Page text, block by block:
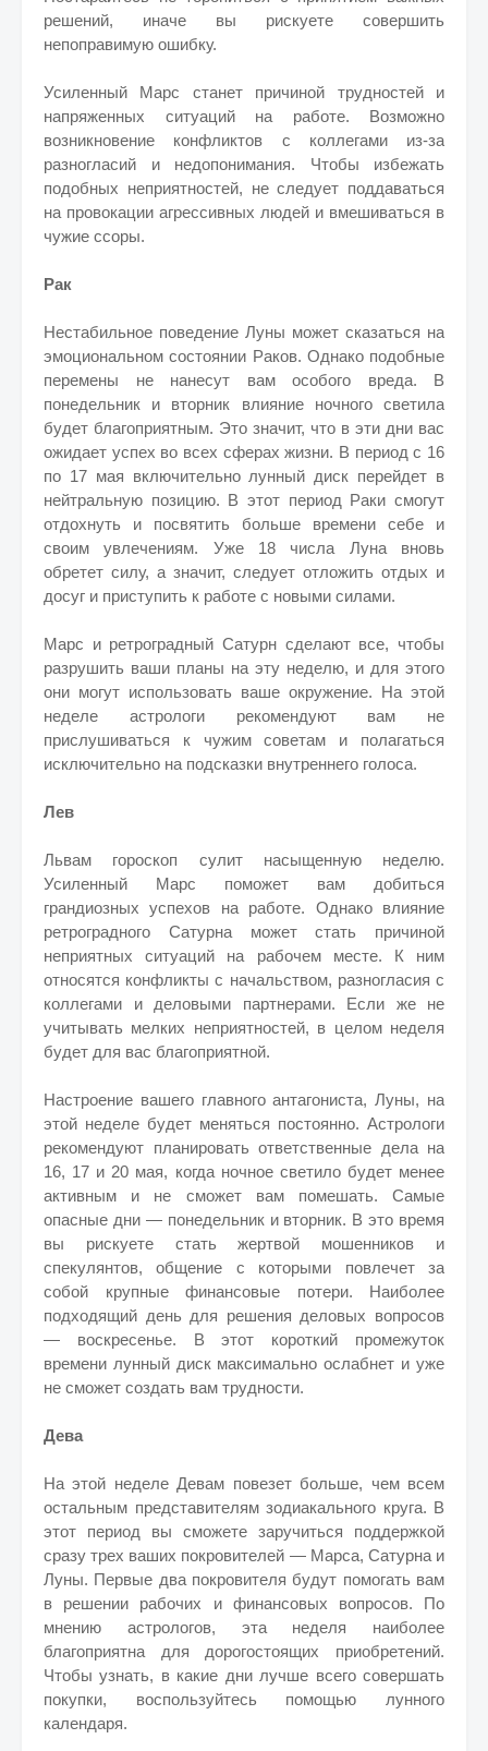
решений, иначе вы рискуете совершить
непоправимую ошибку.
Усиленный Марс станет причиной трудностей и
напряженных ситуаций на работе. Возможно
возникновение конфликтов с коллегами из-за
разногласий и недопонимания. Чтобы избежать
подобных неприятностей, не следует поддаваться
на провокации агрессивных людей и вмешиваться в
чужие ссоры.
Рак
Нестабильное поведение Луны может сказаться на
эмоциональном состоянии Раков. Однако подобные
перемены не нанесут вам особого вреда. В
понедельник и вторник влияние ночного светила
будет благоприятным. Это значит, что в эти дни вас
ожидает успех во всех сферах жизни. В период с 16
по 17 мая включительно лунный диск перейдет в
нейтральную позицию. В этот период Раки смогут
отдохнуть и посвятить больше времени себе и
своим увлечениям. Уже 18 числа Луна вновь
обретет силу, а значит, следует отложить отдых и
досуг и приступить к работе с новыми силами.
Марс и ретроградный Сатурн сделают все, чтобы
разрушить ваши планы на эту неделю, и для этого
они могут использовать ваше окружение. На этой
неделе астрологи рекомендуют вам не
прислушиваться к чужим советам и полагаться
исключительно на подсказки внутреннего голоса.
Лев
Львам гороскоп сулит насыщенную неделю.
Усиленный Марс поможет вам добиться
грандиозных успехов на работе. Однако влияние
ретроградного Сатурна может стать причиной
неприятных ситуаций на рабочем месте. К ним
относятся конфликты с начальством, разногласия с
коллегами и деловыми партнерами. Если же не
учитывать мелких неприятностей, в целом неделя
будет для вас благоприятной.
Настроение вашего главного антагониста, Луны, на
этой неделе будет меняться постоянно. Астрологи
рекомендуют планировать ответственные дела на
16, 17 и 20 мая, когда ночное светило будет менее
активным и не сможет вам помешать. Самые
опасные дни — понедельник и вторник. В это время
вы рискуете стать жертвой мошенников и
спекулянтов, общение с которыми повлечет за
собой крупные финансовые потери. Наиболее
подходящий день для решения деловых вопросов
— воскресенье. В этот короткий промежуток
времени лунный диск максимально ослабнет и уже
не сможет создать вам трудности.
Дева
На этой неделе Девам повезет больше, чем всем
остальным представителям зодиакального круга. В
этот период вы сможете заручиться поддержкой
сразу трех ваших покровителей — Марса, Сатурна и
Луны. Первые два покровителя будут помогать вам
в решении рабочих и финансовых вопросов. По
мнению астрологов, эта неделя наиболее
благоприятна для дорогостоящих приобретений.
Чтобы узнать, в какие дни лучше всего совершать
покупки, воспользуйтесь помощью лунного
календаря.